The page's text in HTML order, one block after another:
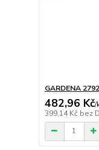
GARDENA
482,96 Kč/
399,14 Kč bez